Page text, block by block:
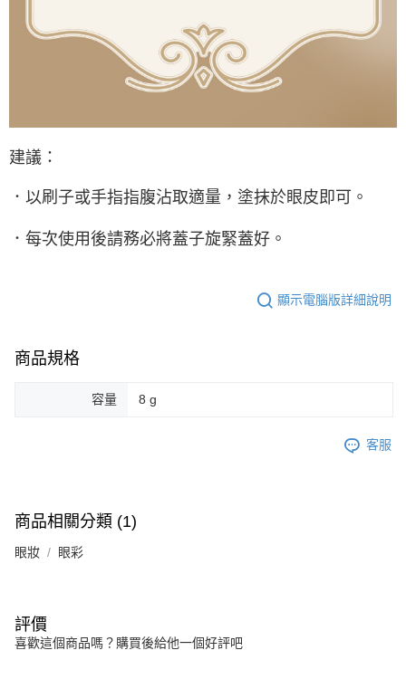
建議：
． 以刷子或手指指腹沾取適量，塗抹於眼皮即可。
． 每次使用後請務必將蓋子旋緊蓋好。
顯示電腦版詳細說明
商品規格
容量 8 g
客服
商品相關分類 (1)
眼妝 眼彩
評價
喜歡這個商品嗎？購買後給他一個好評吧